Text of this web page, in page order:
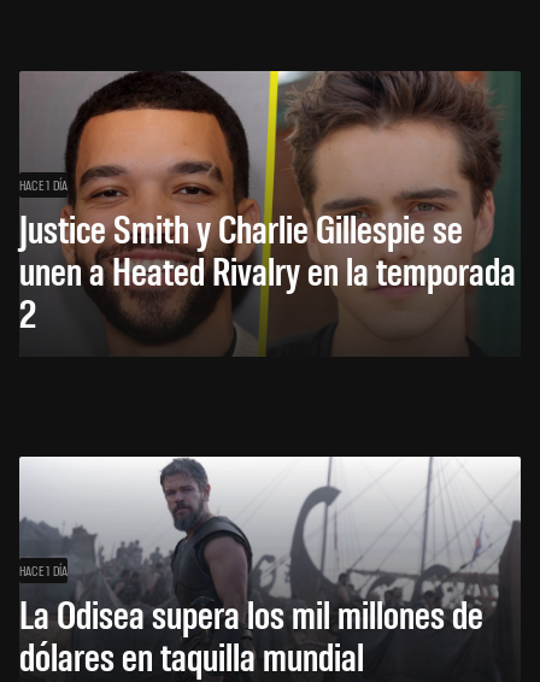
HACE 1 DÍA
Justice Smith y Charlie Gillespie se
unen a Heated Rivalry en la temporada
2
HACE 1 DÍA
La Odisea supera los mil millones de
dólares en taquilla mundial